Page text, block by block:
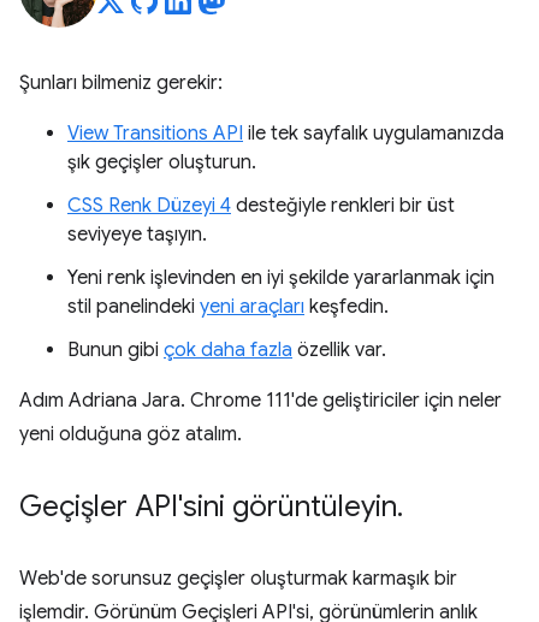
Şunları bilmeniz gerekir:
View Transitions API ile tek sayfalık uygulamanızda
şık geçişler oluşturun.
CSS Renk Düzeyi 4 desteğiyle renkleri bir üst
seviyeye taşıyın.
Yeni renk işlevinden en iyi şekilde yararlanmak için
stil panelindeki yeni araçları keşfedin.
Bunun gibi çok daha fazla özellik var.
Adım Adriana Jara. Chrome 111'de geliştiriciler için neler
yeni olduğuna göz atalım.
Geçişler API'sini görüntüleyin.
Web'de sorunsuz geçişler oluşturmak karmaşık bir
işlemdir. Görünüm Geçişleri API'si, görünümlerin anlık